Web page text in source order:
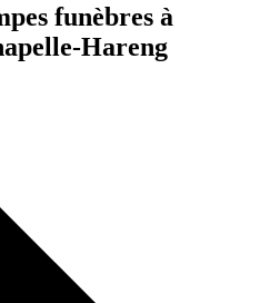
funèbres à
Hareng